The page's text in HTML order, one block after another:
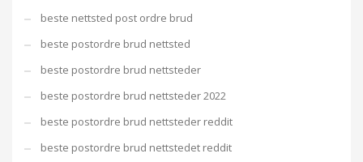
beste nettsted post ordre brud
beste postordre brud nettsted
beste postordre brud nettsteder
beste postordre brud nettsteder 2022
beste postordre brud nettsteder reddit
beste postordre brud nettstedet reddit